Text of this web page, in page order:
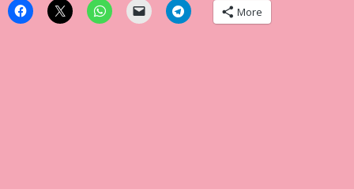
More